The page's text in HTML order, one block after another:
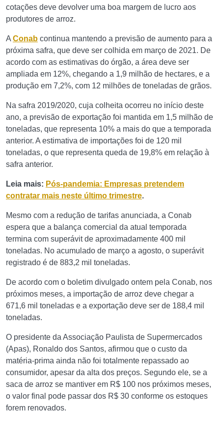
cotações deve devolver uma boa margem de lucro aos
produtores de arroz.
A Conab continua mantendo a previsão de aumento para a
próxima safra, que deve ser colhida em março de 2021. De
acordo com as estimativas do órgão, a área deve ser
ampliada em 12%, chegando a 1,9 milhão de hectares, e a
produção em 7,2%, com 12 milhões de toneladas de grãos.
Na safra 2019/2020, cuja colheita ocorreu no início deste
ano, a previsão de exportação foi mantida em 1,5 milhão de
toneladas, que representa 10% a mais do que a temporada
anterior. A estimativa de importações foi de 120 mil
toneladas, o que representa queda de 19,8% em relação à
safra anterior.
Leia mais: Pós-pandemia: Empresas pretendem
contratar mais neste último trimestre.
Mesmo com a redução de tarifas anunciada, a Conab
espera que a balança comercial da atual temporada
termina com superávit de aproximadamente 400 mil
toneladas. No acumulado de março a agosto, o superávit
registrado é de 883,2 mil toneladas.
De acordo com o boletim divulgado ontem pela Conab, nos
próximos meses, a importação de arroz deve chegar a
671,6 mil toneladas e a exportação deve ser de 188,4 mil
toneladas.
O presidente da Associação Paulista de Supermercados
(Apas), Ronaldo dos Santos, afirmou que o custo da
matéria-prima ainda não foi totalmente repassado ao
consumidor, apesar da alta dos preços. Segundo ele, se a
saca de arroz se mantiver em R$ 100 nos próximos meses,
o valor final pode passar dos R$ 30 conforme os estoques
forem renovados.